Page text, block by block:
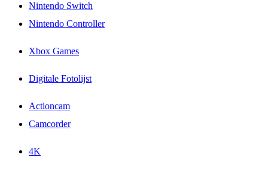
Nintendo Switch
Nintendo Controller
Xbox Games
Digitale Fotolijst
Actioncam
Camcorder
4K